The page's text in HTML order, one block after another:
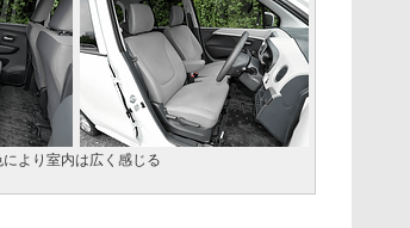
より室内は広く感じる